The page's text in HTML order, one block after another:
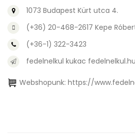
1073 Budapest Kürt utca 4.
(+36) 20-468-2617 Kepe
(+36-1) 322-3423
fedelnelkul kukac fedelnelkul.hu
Webshopunk: https://